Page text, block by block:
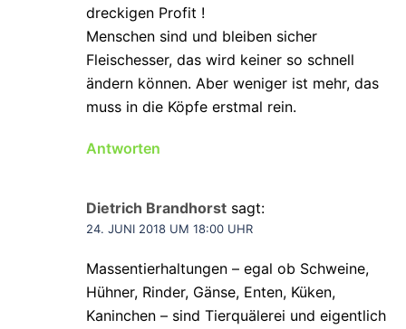
dreckigen Profit !
Menschen sind und bleiben sicher
Fleischesser, das wird keiner so schnell
ändern können. Aber weniger ist mehr, das
muss in die Köpfe erstmal rein.
Antworten
Dietrich Brandhorst sagt:
24. JUNI 2018 UM 18:00 UHR
Massentierhaltungen – egal ob Schweine,
Hühner, Rinder, Gänse, Enten, Küken,
Kaninchen – sind Tierquälerei und eigentlich